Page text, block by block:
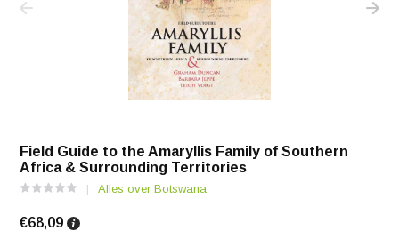
Field Guide to the Amaryllis Family of Southern
Africa & Surrounding Territories
Alles over Botswana
€68,09